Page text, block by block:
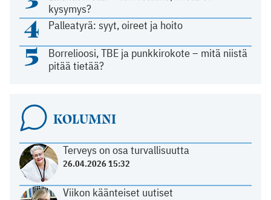
kysymys?
4 Palleatyrä: syyt, oireet ja hoito
5
Borrelioosi, TBE ja punkkirokote – mitä niistä
pitää tietää?
KOLUMNI
Terveys on osa turvallisuutta
26.04.2026 15:32
Viikon käänteiset uutiset